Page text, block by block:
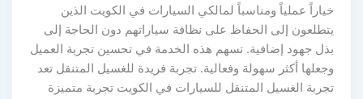
خياراً عملياً ومناسباً لمالكي السيارات في الكويت الذين
يتطلعون إلى الحفاظ على نظافة سياراتهم دون الحاجة إلى
بذل جهود إضافية. تسهم هذه الخدمة في تحسين تجربة العميل
وجعلها أكثر سهولة وفعالية. تجربة فريدة للغسيل المتنقل تعد
تجربة الغسيل المتنقل للسيارات في الكويت تجربة متميزة